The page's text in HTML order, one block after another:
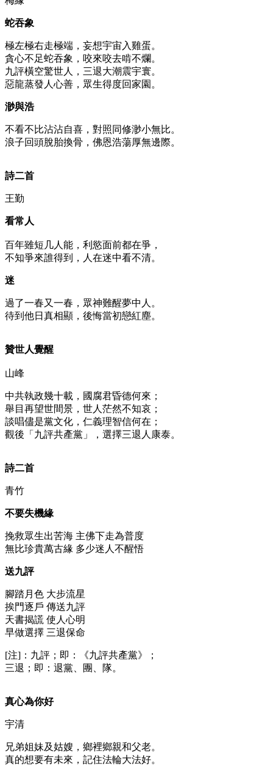
蛇吞象
極左極右走極端，妄想宇宙入雞蛋。
貪心不足蛇吞象，咬來咬去啃不爛。
九評橫空驚世人，三退大潮震宇寰。
惡龍蒸發人心善，眾生得度回家園。
渺與浩
不看不比沾沾自喜，對照同修渺小無比。
浪子回頭脫胎換骨，佛恩浩蕩厚無邊際。
詩二首
王勤
看常人
百年雖短几人能，利慾面前都在爭，
不知爭來誰得到，人在迷中看不清。
迷
過了一春又一春，眾神難醒夢中人。
待到他日真相顯，後悔當初戀紅塵。
贊世人覺醒
山峰
中共執政幾十載，國腐君昏德何來；
舉目再望世間景，世人茫然不知哀；
談唱儘是黨文化，仁義理智信何在；
觀後「九評共產黨」，選擇三退人康泰。
詩二首
青竹
不要失機緣
挽救眾生出苦海 主佛下走為普度
無比珍貴萬古緣 多少迷人不醒悟
送九評
腳踏月色 大步流星
挨門逐戶 傳送九評
天書揭謊 使人心明
早做選擇 三退保命
[注]：九評；即：《九評共產黨》；
三退；即：退黨、團、隊。
真心為你好
宇清
兄弟姐妹及姑嫂，鄉裡鄉親和父老。
真的想要有未來，記住法輪大法好。